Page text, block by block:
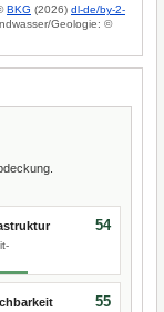
BKG (2026) dl-de/by-2-
Geologie: ©
54
55